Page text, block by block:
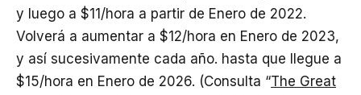
y luego a $11/hora a partir de Enero de 2022.
Volverá a aumentar a $12/hora en Enero de 2023,
y así sucesivamente cada año. hasta que llegue a
$15/hora en Enero de 2026. (Consulta “The Great